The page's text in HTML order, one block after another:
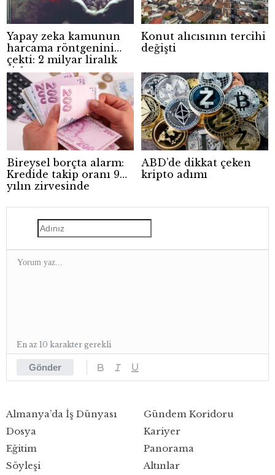
Yapay zeka kamunun
harcama röntgenini
çekti: 2 milyar liralık
risk
Konut alıcısının tercihi
değişti
Bireysel borçta alarm:
Kredide takip oranı 9
yılın zirvesinde
ABD’de dikkat çeken
kripto adımı
Gönder
En az 10 karakter gerekli
Almanya’da İş Dünyası
Dosya
Eğitim
Gündem Koridoru
Kariyer
Panorama
Söyleşi
Altınlar